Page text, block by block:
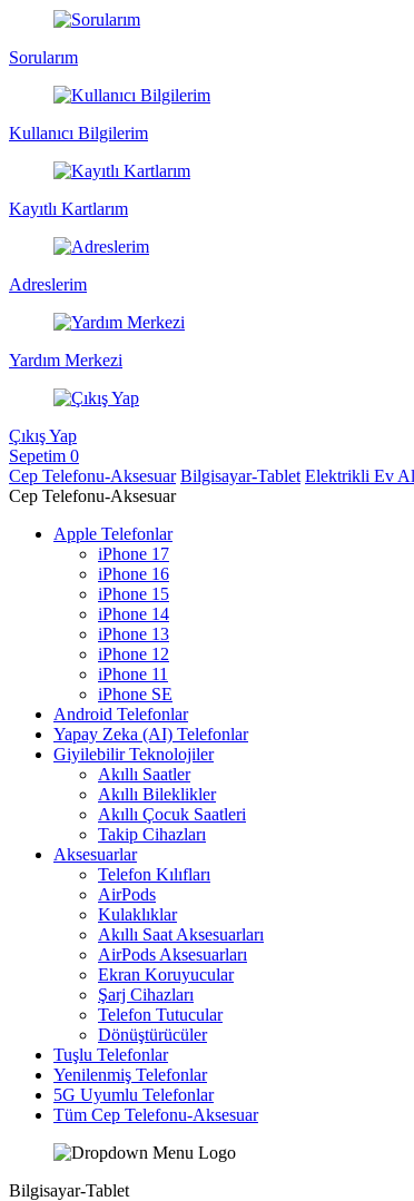
Sorularım
Kullanıcı Bilgilerim
Kayıtlı Kartlarım
Adreslerim
Yardım Merkezi
Çıkış Yap
Sepetim 0
Cep Telefonu-Aksesuar Bilgisayar-Tablet Elektrikli Ev
Cep Telefonu-Aksesuar
Apple Telefonlar
iPhone 17
iPhone 16
iPhone 15
iPhone 14
iPhone 13
iPhone 12
iPhone 11
iPhone SE
Android Telefonlar
Yapay Zeka (AI) Telefonlar
Giyilebilir Teknolojiler
Akıllı Saatler
Akıllı Bileklikler
Akıllı Çocuk Saatleri
Takip Cihazları
Aksesuarlar
Telefon Kılıfları
AirPods
Kulaklıklar
Akıllı Saat Aksesuarları
AirPods Aksesuarları
Ekran Koruyucular
Şarj Cihazları
Telefon Tutucular
Dönüştürücüler
Tuşlu Telefonlar
Yenilenmiş Telefonlar
5G Uyumlu Telefonlar
Tüm Cep Telefonu-Aksesuar
Bilgisayar-Tablet